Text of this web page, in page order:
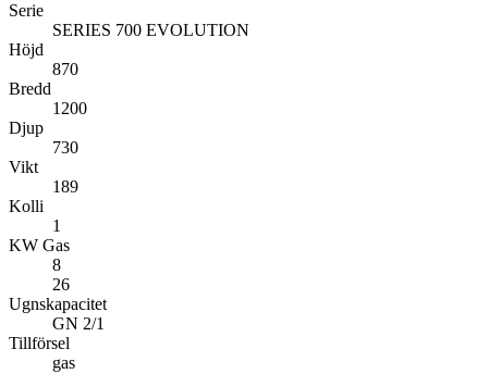
Serie
SERIES 700 EVOLUTION
Höjd
870
Bredd
1200
Djup
730
Vikt
189
Kolli
1
KW Gas
8
26
Ugnskapacitet
GN 2/1
Tillförsel
gas